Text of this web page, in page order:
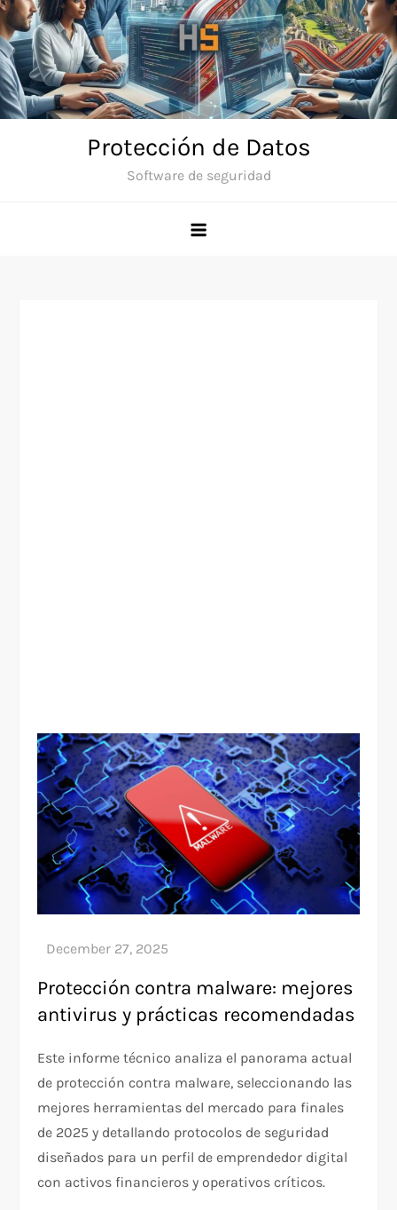
Skip
to
content
Protección de Datos
Software de seguridad
Protección contra malware: mejores
antivirus y prácticas recomendadas
Este informe técnico analiza el panorama actual
de protección contra malware, seleccionando las
mejores herramientas del mercado para finales
de 2025 y detallando protocolos de seguridad
diseñados para un perfil de emprendedor digital
con activos financieros y operativos críticos.